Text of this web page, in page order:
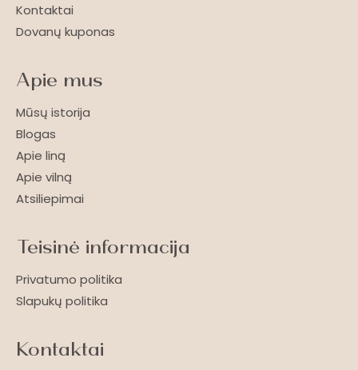
Kontaktai
Dovanų kuponas
Apie mus
Mūsų istorija
Blogas
Apie liną
Apie vilną
Atsiliepimai
Teisinė informacija
Privatumo politika
Slapukų politika
Kontaktai